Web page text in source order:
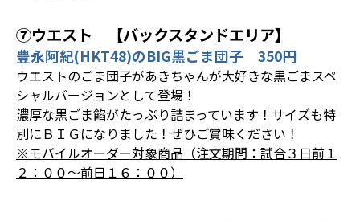
⑦ウエスト 【バックスタンドエリア】
豊永阿紀(HKT48)のBIG黒ごま団子 350円
ウエストのごま団子があきちゃんが大好きな黒ごまスペ
シャルバージョンとして登場！
濃厚な黒ごま餡がたっぷり詰まっています！サイズも特
別にＢＩＧになりました！ぜひご賞味ください！
※モバイルオーダー対象商品（注文期間：試合３日前１
２：００～前日１６：００）